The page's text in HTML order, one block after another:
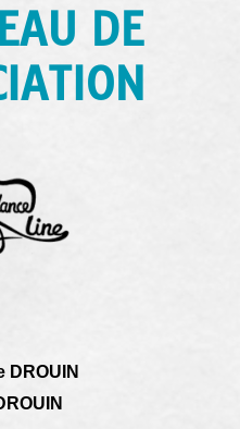
DE
DROUIN